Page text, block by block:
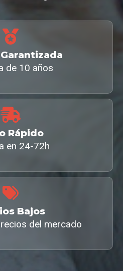
de 10 años
Rápido
en 24-72h
Bajos
del mercado